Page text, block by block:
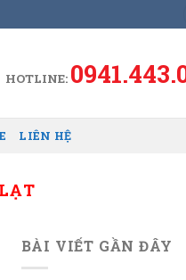
HOTLINE:
LIÊN HỆ
BÀI VIẾT GẦN ĐÂY